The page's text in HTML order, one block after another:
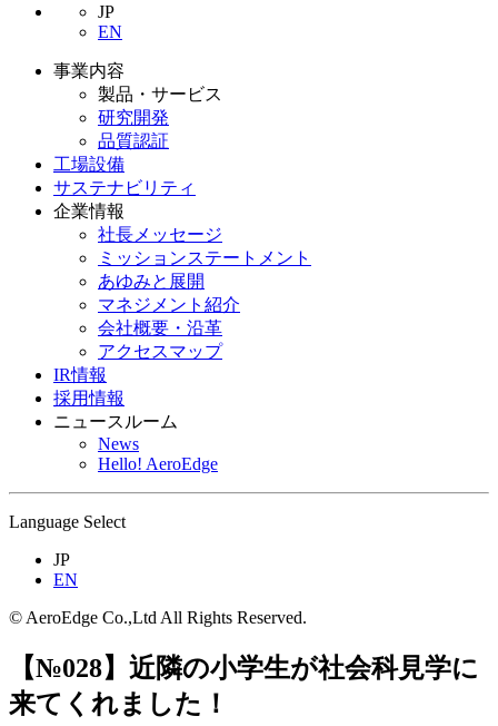
JP
EN
事業内容
製品・サービス
研究開発
品質認証
工場設備
サステナビリティ
企業情報
社長メッセージ
ミッションステートメント
あゆみと展開
マネジメント紹介
会社概要・沿革
アクセスマップ
IR情報
採用情報
ニュースルーム
News
Hello! AeroEdge
Language Select
JP
EN
© AeroEdge Co.,Ltd All Rights Reserved.
【№028】近隣の小学生が社会科見学に
来てくれました！